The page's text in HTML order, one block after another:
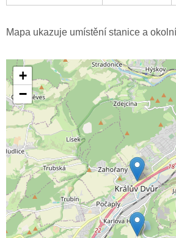
Mapa ukazuje umístění stanice a
+
−